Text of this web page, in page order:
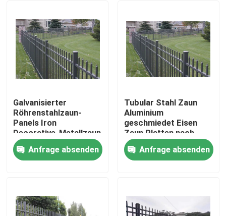
Haus
Videos
Galvanisierter
Röhrenstahlzaun-
Panels Iron
Decorative-Metallzaun
Anfrage absenden
Tubular Stahl Zaun
Aluminium
geschmiedet Eisen
Zaun Platten nach
Ihren Anforderungen
Anfrage absenden